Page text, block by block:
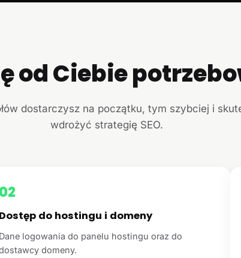
od Ciebie
dostarczysz na początku, tym szybciej i
wdrożyć strategię SEO.
02
Dostęp do hostingu i domeny
Dane logowania do panelu hostingu oraz do
domeny.